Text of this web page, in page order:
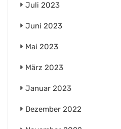
Juli 2023
Juni 2023
Mai 2023
März 2023
Januar 2023
Dezember 2022